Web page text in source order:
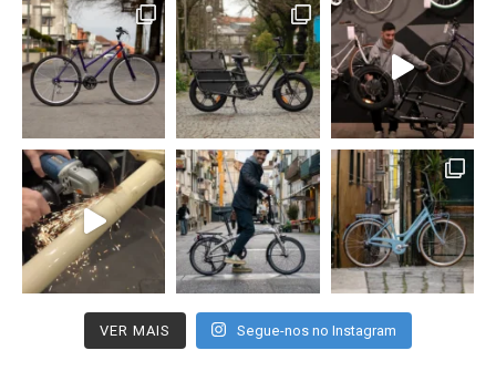
VER MAIS Segue-nos no Instagram